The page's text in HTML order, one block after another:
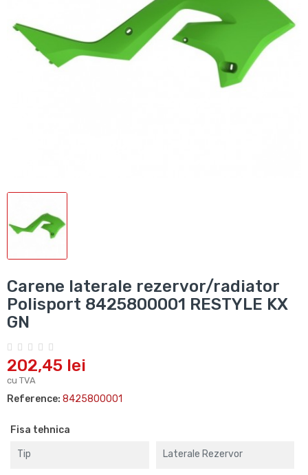
Carene laterale rezervor/radiator
Polisport 8425800001 RESTYLE KX
GN
202,45 lei
cu TVA
Reference: 8425800001
Fisa tehnica
Tip Laterale Rezervor